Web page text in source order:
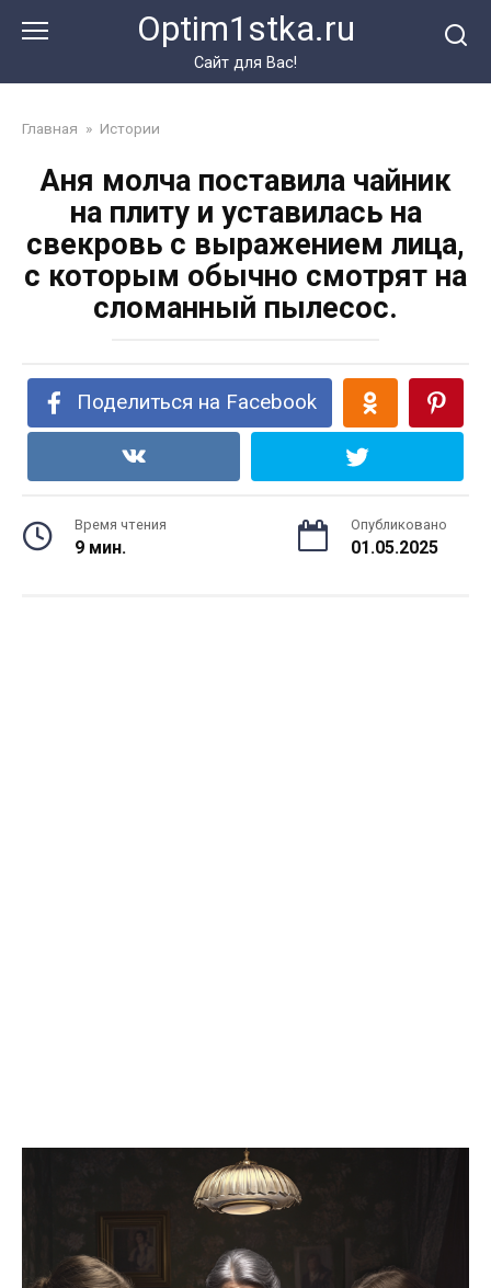
Optim1stka.ru
Сайт для Вас!
Главная » Истории
Аня молча поставила чайник
на плиту и уставилась на
свекровь с выражением лица,
с которым обычно смотрят на
сломанный пылесос.
Поделиться на Facebook
Время чтения
9 мин.
Опубликовано
01.05.2025